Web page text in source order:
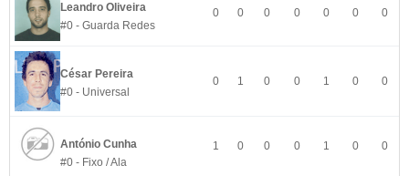
Leandro Oliveira
#0 - Guarda Redes
0 0 0 0 0 0 0
César Pereira
#0 - Universal
0 1 0 0 1 0 0
António Cunha
#0 - Fixo / Ala
1 0 0 0 1 0 0